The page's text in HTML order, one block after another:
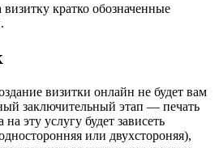
кратко обозначенные
визитки онлайн не будет вам
заключительный этап — печать
эту услугу будет зависеть
или двухстороняя),